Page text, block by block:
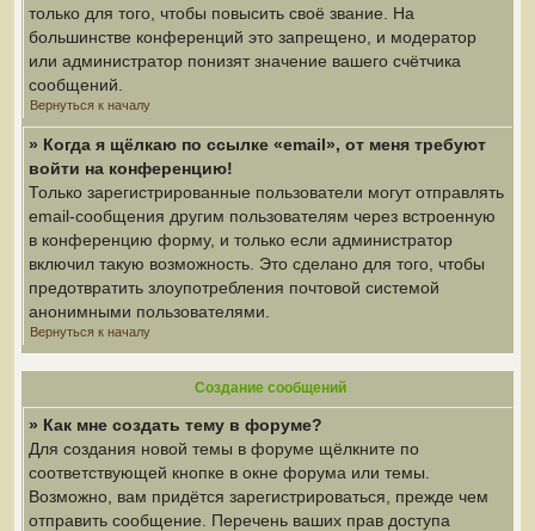
только для того, чтобы повысить своё звание. На
большинстве конференций это запрещено, и модератор
или администратор понизят значение вашего счётчика
сообщений.
Вернуться к началу
» Когда я щёлкаю по ссылке «email», от меня требуют
войти на конференцию!
Только зарегистрированные пользователи могут отправлять
email-сообщения другим пользователям через встроенную
в конференцию форму, и только если администратор
включил такую возможность. Это сделано для того, чтобы
предотвратить злоупотребления почтовой системой
анонимными пользователями.
Вернуться к началу
Создание сообщений
» Как мне создать тему в форуме?
Для создания новой темы в форуме щёлкните по
соответствующей кнопке в окне форума или темы.
Возможно, вам придётся зарегистрироваться, прежде чем
отправить сообщение. Перечень ваших прав доступа